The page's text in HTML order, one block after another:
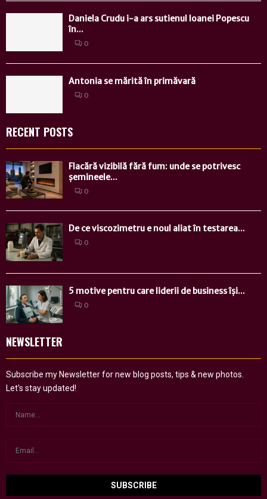
Daniela Crudu i-a ars sutienul Ioanei Popescu
în...
0
Antonia se mărită în primăvară
0
RECENT POSTS
Flacără vizibilă fără fum: unde se potrivesc
șemineele...
0
De ce viscozimetru e noul aliat în testarea...
0
5 motive pentru care liderii de business își...
0
NEWSLETTER
Subscribe my Newsletter for new blog posts, tips & new photos.
Let's stay updated!